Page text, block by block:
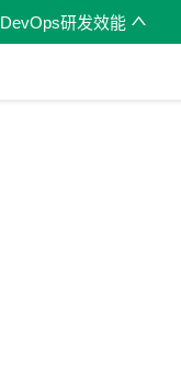
DevOps研发效能